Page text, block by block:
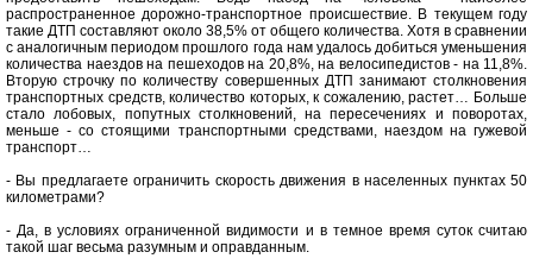
распространенное дорожно-транспортное происшествие. В текущем году
такие ДТП составляют около 38,5% от общего количества. Хотя в сравнении
с аналогичным периодом прошлого года нам удалось добиться уменьшения
количества наездов на пешеходов на 20,8%, на велосипедистов - на 11,8%.
Вторую строчку по количеству совершенных ДТП занимают столкновения
транспортных средств, количество которых, к сожалению, растет… Больше
стало лобовых, попутных столкновений, на пересечениях и поворотах,
меньше - со стоящими транспортными средствами, наездом на гужевой
транспорт…
- Вы предлагаете ограничить скорость движения в населенных пунктах 50
километрами?
- Да, в условиях ограниченной видимости и в темное время суток считаю
такой шаг весьма разумным и оправданным.